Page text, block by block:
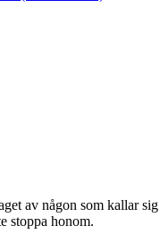
av någon som kallar
stoppa honom.